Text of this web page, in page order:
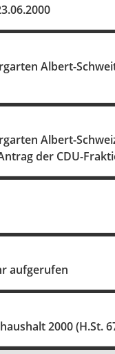
Albert-
Albert-
der CDU-
aufgerufen
2000 (H.St.